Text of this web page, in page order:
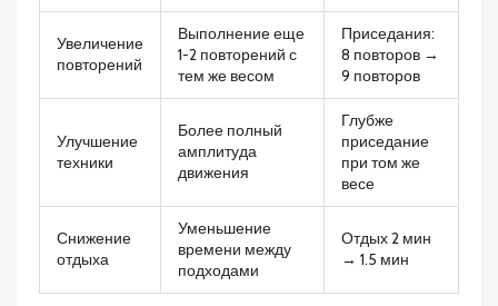
Увеличение
повторений
Выполнение еще
1-2 повторений с
тем же весом
Приседания:
8 повторов →
9 повторов
Улучшение
техники
Более полный
амплитуда
движения
Глубже
приседание
при том же
весе
Снижение
отдыха
Уменьшение
времени между
подходами
Отдых 2 мин
→ 1.5 мин